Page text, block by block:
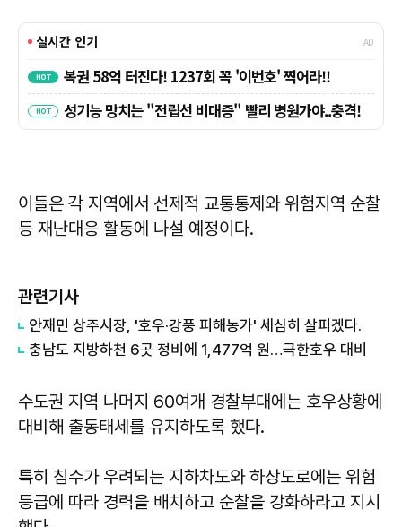
이들은 각 지역에서 선제적 교통통제와 위험지역 순찰
등 재난대응 활동에 나설 예정이다.
관련기사
안재민 상주시장, '호우·강풍 피해농가' 세심히 살피겠다.
충남도 지방하천 6곳 정비에 1,477억 원…극한호우 대비
수도권 지역 나머지 60여개 경찰부대에는 호우상황에
대비해 출동태세를 유지하도록 했다.
특히 침수가 우려되는 지하차도와 하상도로에는 위험
등급에 따라 경력을 배치하고 순찰을 강화하라고 지시